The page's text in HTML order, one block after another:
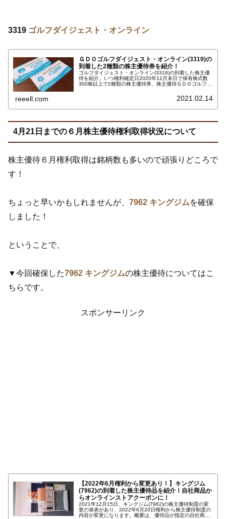
3319 ゴルフダイジェスト・オンライン
ＧＤＯゴルフダイジェスト・オンライン(3319)の
到着した2種類の株主優待券を紹介！
ゴルフダイジェスト・オンライン(3319)の到着した株主優
待を紹介。いつ権利確定日2020年12月末日で保有株式数
300株以上で2種類の株主優待券、株主優待ＧＤＯゴルフシ
ーポン券1000円です。ＧＤＯゴルフショップとＧＤＯゴル
reeell.com 2021.02.14
4月21日までの６月株主優待権利取得状況について
株主優待６月権利取得は銘柄数も多いので頑張りどころで
す！
ちょっと早いかもしれませんが、 7962 キングジムを確保
しました！
ということで、
▼今回確保した7962 キングジムの株主優待についてはこ
ちらです。
スポンサーリンク
【2022年6月権利から変更あり！】キングジム
(7962)の到着した株主優待品を紹介！自社商品か
らオンラインストアクーポンに！
2021年12月15日、キングジム(7962)の株主優待制度の変
更の発表があり、2022年6月20日権利から株主優待制度の
内容が変更になります。概要は、優待品が指定の自社商品